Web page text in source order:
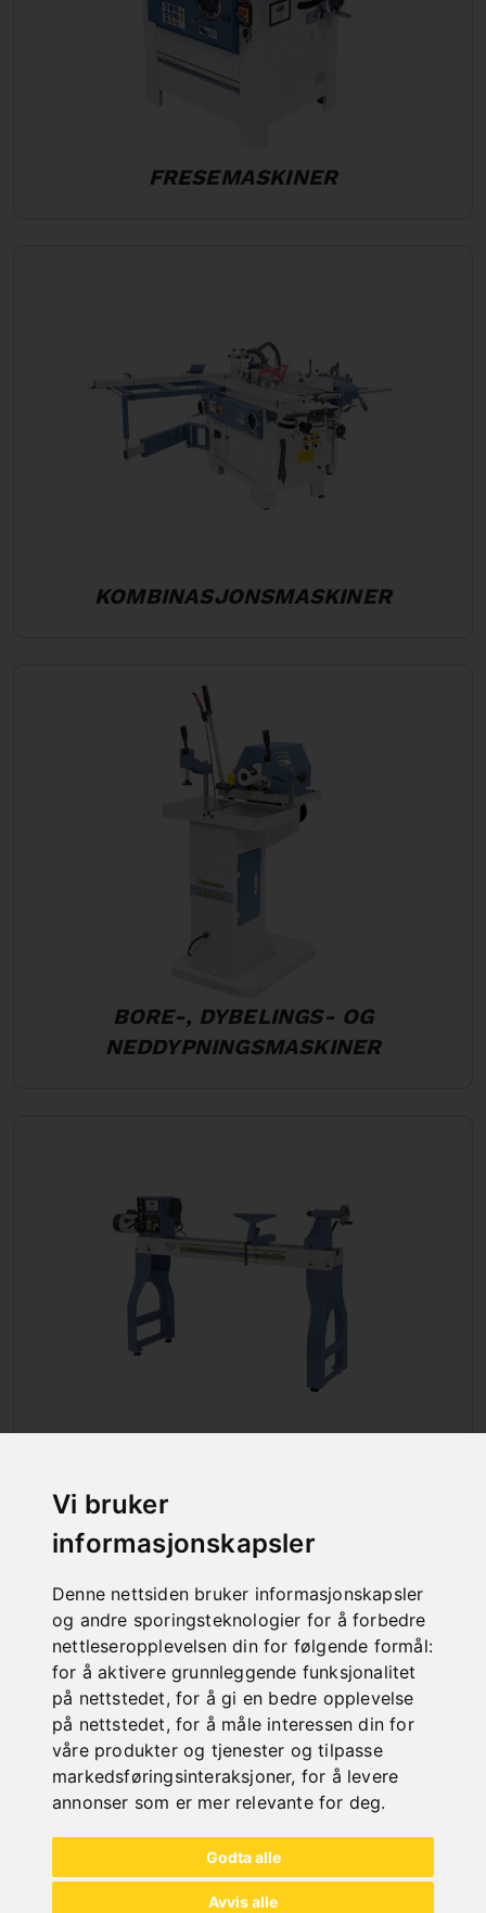
Vi bruker
informasjonskapsler
Denne nettsiden bruker informasjonskapsler
og andre sporingsteknologier for å forbedre
nettleseropplevelsen din for følgende formål:
for å aktivere grunnleggende funksjonalitet
på nettstedet,for å gi en bedre opplevelse
på nettstedet,for å måle interessen din for
våre produkter og tjenester og tilpasse
markedsføringsinteraksjoner, for å levere
annonser som er mer relevante for deg.
Godta alle
Avvis alle
FRESEMASKINER
KOMBINASJONSMASKINER
BORE-, DYBELINGS- OG
NEDDYPNINGSMASKINER
BÅNDSAGER